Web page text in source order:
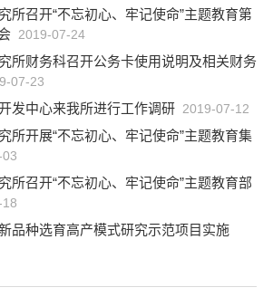
所召开“不忘初心、牢记使命”主题教育第
2019-07-24
所财务科召开公务卡使用说明及相关财务
07-23
发中心来我所进行工作调研 2019-07-12
所开展“不忘初心、牢记使命”主题教育集
所召开“不忘初心、牢记使命”主题教育部
品种选育高产模式研究示范项目实施